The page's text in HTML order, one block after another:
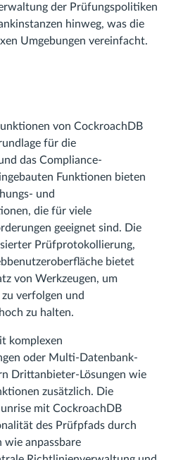
der Prüfungspolitiken
hinweg, was die
Umgebungen vereinfacht.
von CockroachDB
für die
das Compliance-
Funktionen bieten
und
die für viele
geeignet sind. Die
Prüfprotokollierung,
bietet
von Werkzeugen, um
verfolgen und
zu halten.
komplexen
oder Multi-Datenbank-
Drittanbieter-Lösungen wie
zusätzlich. Die
mit CockroachDB
des Prüfpfads durch
anpassbare